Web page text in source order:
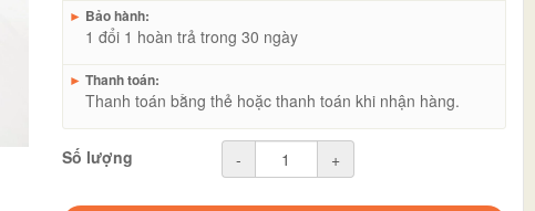
► Bảo hành:
1 đổi 1 hoàn trả trong 30 ngày
► Thanh toán:
Thanh toán bằng thẻ hoặc thanh toán khi nhận hàng.
Số lượng - +